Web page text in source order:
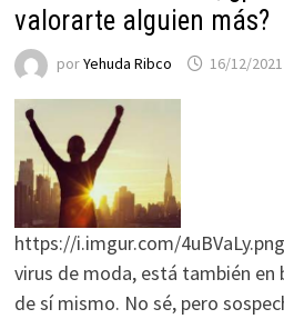
valorarte alguien más?
porYehuda Ribco 16/12/2021
https://i.imgur.com/
virus de moda, está también en
de sí mismo. No sé, pero